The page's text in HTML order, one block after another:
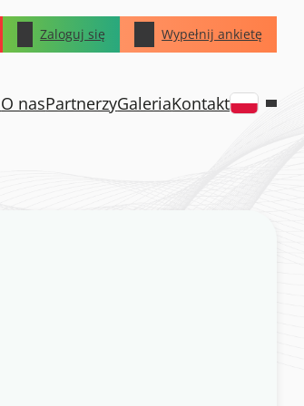
Zaloguj się Wypełnij ankietę
O nasPartnerzyGaleriaKontakt